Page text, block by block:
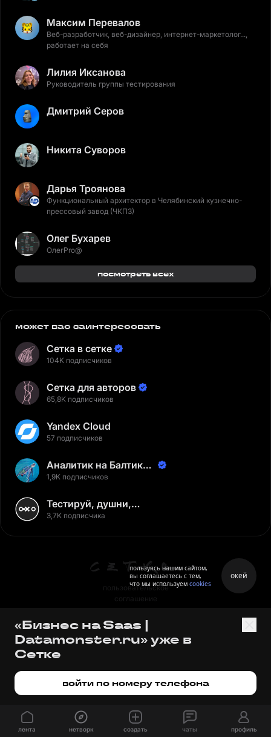
лента нетворк создать чаты профиль
Максим Перевалов
Веб-разработчик, веб-дизайнер, интернет-маркетолог...,
работает на себя
Лилия Иксанова
Руководитель группы тестирования
Дмитрий Серов
Никита Суворов
Дарья Троянова
Функциональный архитектор в Челябинский кузнечно-
прессовый завод (ЧКПЗ)
Олег Бухарев
ОлегPro@
посмотреть всех
может вас заинтересовать
Сетка в сетке
104K подписчиков
Сетка для авторов
65,8K подписчиков
Yandex Cloud
57 подписчиков
Аналитик на Балтике |
Неверов Станислав
1,9K подписчиков
Тестируй, душни,
наслаждайся
3,7K подписчика
пользовательское
соглашение
данных
правила
«Бизнес на Saas |
Datamonster.ru» уже в
Сетке
войти по номеру телефона
пользуясь нашим сайтом,
вы соглашаетесь с тем,
что мы используем cookies
окей